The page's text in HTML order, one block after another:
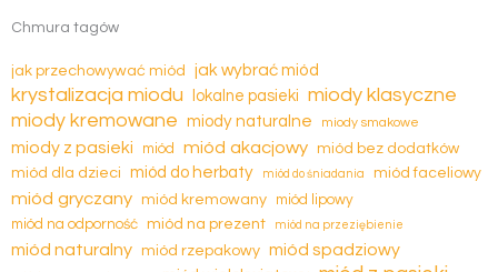
Chmura tagów
jak przechowywać miód jak wybrać miód
krystalizacja miodu lokalne pasieki miody klasyczne
miody kremowane miody naturalne miody smakowe
miody z pasieki miód miód akacjowy miód bez dodatków
miód dla dzieci miód do herbaty miód do śniadania miód faceliowy
miód gryczany miód kremowany
miód lipowy
miód na odporność miód na prezent miód na przeziębienie
miód naturalny miód rzepakowy miód spadziowy